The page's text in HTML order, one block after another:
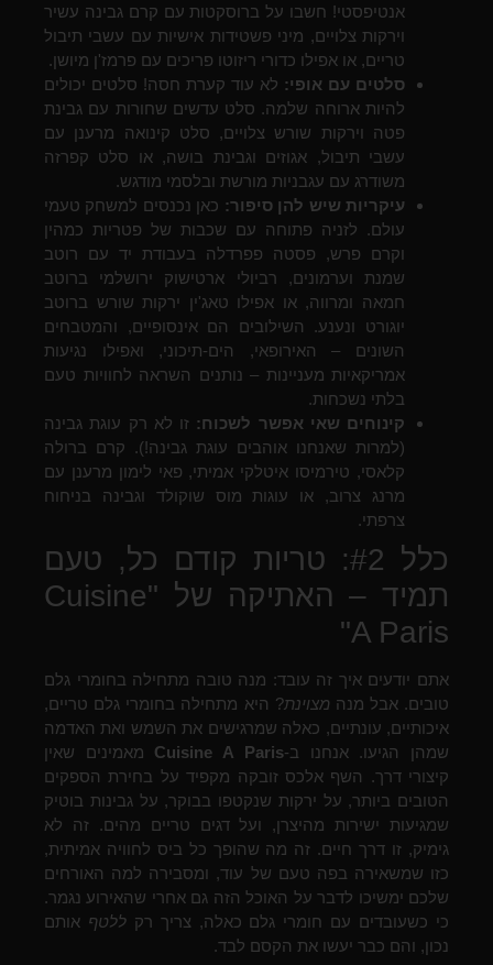
אנטיפסטי! חשבו על ברוסקטות עם קרם גבינה עשיר
וירקות צלויים, מיני פשטידות אישיות עם עשבי תיבול
טריים, או אפילו כדורי ריזוטו פריכים עם פרמז'ן מיושן.
סלטים עם אופי: לא עוד קערת חסה! סלטים יכולים
להיות ארוחה שלמה. סלט עדשים שחורות עם גבינת
פטה וירקות שורש צלויים, סלט קינואה מרענן עם
עשבי תיבול, אגוזים וגבינת בושה, או סלט קפרזה
משודרג עם עגבניות מורשת ובלסמי מודגש.
עיקריות שיש להן סיפור: כאן נכנסים למשחק טעמי
עולם. לזניה פתוחה עם שכבות של פטריות כמהין
וקרם פרש, פסטה פפרדלה בעבודת יד עם רוטב
שמנת וערמונים, רביולי ארטישוק ירושלמי ברוטב
חמאה ומרווה, או אפילו טאג'ין ירקות שורש ברוטב
יוגורט ונענע. השילובים הם אינסופיים, והמטבחים
השונים – האירופאי, הים-תיכוני, ואפילו נגיעות
אמריקאיות מעניינות – נותנים השראה לחוויות טעם
בלתי נשכחות.
קינוחים שאי אפשר לשכוח: זו לא רק עוגת גבינה
(למרות שאנחנו אוהבים עוגת גבינה!). קרם ברולה
קלאסי, טירמיסו איטלקי אמיתי, פאי לימון מרענן עם
מרנג צרוב, או עוגות מוס שוקולד וגבינה בניחוח
צרפתי.
כלל #2: טריות קודם כל, טעם
תמיד – האתיקה של "Cuisine
A Paris"
אתם יודעים איך זה עובד: מנה טובה מתחילה בחומרי גלם
טובים. אבל מנה מצוינת? היא מתחילה בחומרי גלם טריים,
איכותיים, עונתיים, כאלה שמרגישים את השמש ואת האדמה
שמהן הגיעו. אנחנו ב-Cuisine A Paris מאמינים שאין
קיצורי דרך. השף אלכס זובקה מקפיד על בחירת הספקים
הטובים ביותר, על ירקות שנקטפו בבוקר, על גבינות בוטיק
שמגיעות ישירות מהיצרן, ועל דגים טריים מהים. זה לא
גימיק, זו דרך חיים. זה מה שהופך כל ביס לחוויה אמיתית,
כזו שמשאירה בפה טעם של עוד, ומסבירה למה האורחים
שלכם ימשיכו לדבר על האוכל הזה גם אחרי שהאירוע נגמר.
כי כשעובדים עם חומרי גלם כאלה, צריך רקללטף אותם
נכון, והם כבר יעשו את הקסם לבד.